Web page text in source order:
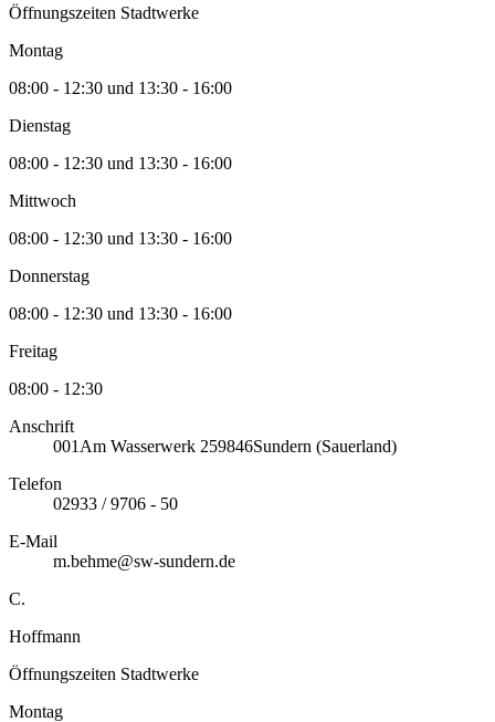
Öffnungszeiten Stadtwerke
Montag
08:00 - 12:30 und 13:30 - 16:00
Dienstag
08:00 - 12:30 und 13:30 - 16:00
Mittwoch
08:00 - 12:30 und 13:30 - 16:00
Donnerstag
08:00 - 12:30 und 13:30 - 16:00
Freitag
08:00 - 12:30
Anschrift
001 Am Wasserwerk 259846Sundern (Sauerland)
Telefon
02933 / 9706 - 50
E-Mail
m.behme@sw-sundern.de
C.
Hoffmann
Öffnungszeiten Stadtwerke
Montag